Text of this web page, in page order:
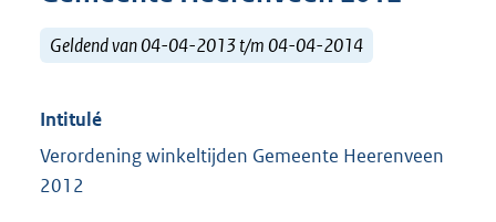
Geldend van 04-04-2013 t/m 04-04-2014
Intitulé
Verordening winkeltijden Gemeente Heerenveen
2012